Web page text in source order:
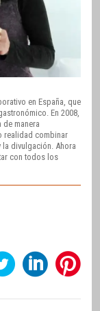
en España, que
En 2008,
manera
realidad combinar
divulgación. Ahora
con todos los